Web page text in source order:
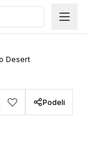
Desert
Podeli